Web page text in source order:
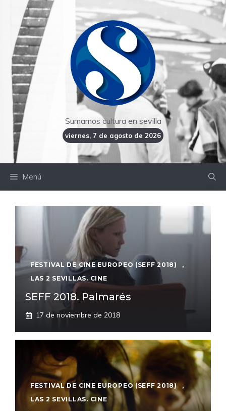
contenido
Sumamos cultura en sevilla
viernes, 7 de agosto de 2026
Menú
FESTIVAL DE CINE EUROPEO (SEFF 2018)
,
LAS 2 SEVILLAS. CINE
SEFF 2018. Palmarés
17 de noviembre de 2018
FESTIVAL DE CINE EUROPEO (SEFF 2018)
,
LAS 2 SEVILLAS. CINE